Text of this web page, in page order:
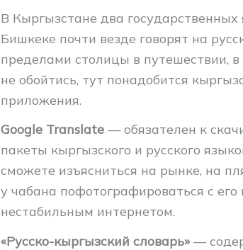
В Кыргызстане два
Бишкеке почти везде говорят на
пределами столицы в путешествии,
не обойтись, тут понадобится
приложения.
Google Translate — обязателен к
пакеты кыргызского и русского
сможете изъясниться на рынке, на
у чабана пофотографироваться с
нестабильным интернетом.
«Русско-кыргызский словарь»—